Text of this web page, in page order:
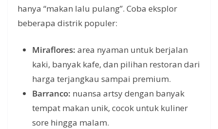
hanya “makan lalu pulang”. Coba eksplor
beberapa distrik populer:
Miraflores: area nyaman untuk berjalan
kaki, banyak kafe, dan pilihan restoran dari
harga terjangkau sampai premium.
Barranco: nuansa artsy dengan banyak
tempat makan unik, cocok untuk kuliner
sore hingga malam.